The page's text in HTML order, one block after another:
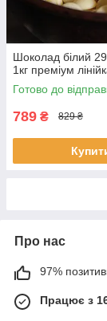
Шоколад білий
1кг преміум
Готово до
789 ₴ 829 ₴
Про нас
97%
Працює з